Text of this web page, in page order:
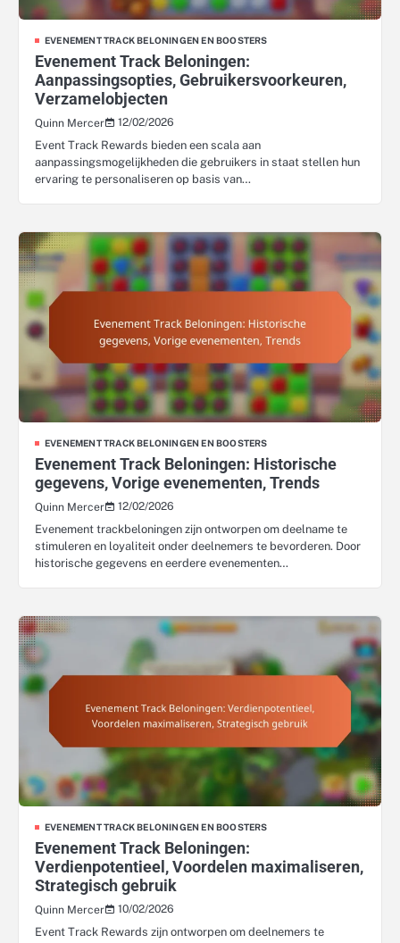
EVENEMENT TRACK BELONINGEN EN BOOSTERS
Evenement Track Beloningen:
Aanpassingsopties, Gebruikersvoorkeuren,
Verzamelobjecten
Quinn Mercer
12/02/2026
Event Track Rewards bieden een scala aan
aanpassingsmogelijkheden die gebruikers in staat stellen hun
ervaring te personaliseren op basis van…
EVENEMENT TRACK BELONINGEN EN BOOSTERS
Evenement Track Beloningen: Historische
gegevens, Vorige evenementen, Trends
Quinn Mercer
12/02/2026
Evenement trackbeloningen zijn ontworpen om deelname te
stimuleren en loyaliteit onder deelnemers te bevorderen. Door
historische gegevens en eerdere evenementen…
EVENEMENT TRACK BELONINGEN EN BOOSTERS
Evenement Track Beloningen:
Verdienpotentieel, Voordelen maximaliseren,
Strategisch gebruik
Quinn Mercer
10/02/2026
Event Track Rewards zijn ontworpen om deelnemers te